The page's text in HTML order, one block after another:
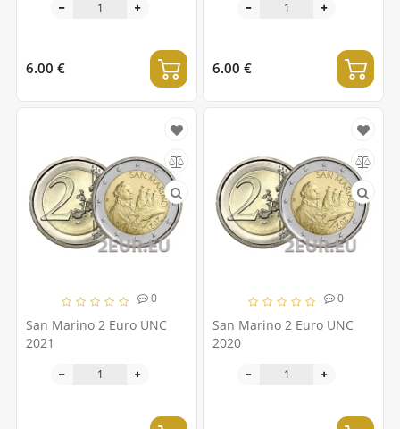
6.00 € 6.00 €
0
San Marino 2 Euro UNC
2021
0
San Marino 2 Euro UNC
2020